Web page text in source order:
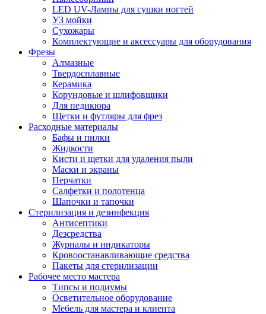
LED UV-Лампы для сушки ногтей
УЗ мойки
Сухожары
Комплектующие и аксессуары для оборудования
Фрезы
Алмазные
Твердосплавные
Керамика
Корундовые и шлифовщики
Для педикюра
Щетки и футляры для фрез
Расходные материалы
Бафы и пилки
Жидкости
Кисти и щетки для удаления пыли
Маски и экраны
Перчатки
Салфетки и полотенца
Шапочки и тапочки
Стерилизация и дезинфекция
Антисептики
Дезсредства
Журналы и индикаторы
Кровоостанавливающие средства
Пакеты для стерилизации
Рабочее место мастера
Типсы и подиумы
Осветительное оборудование
Мебель для мастера и клиента